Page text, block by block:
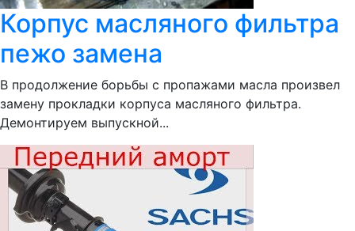
Корпус масляного фильтра
пежо замена
В продолжение борьбы с пропажами масла произвел
замену прокладки корпуса масляного фильтра.
Демонтируем выпускной...